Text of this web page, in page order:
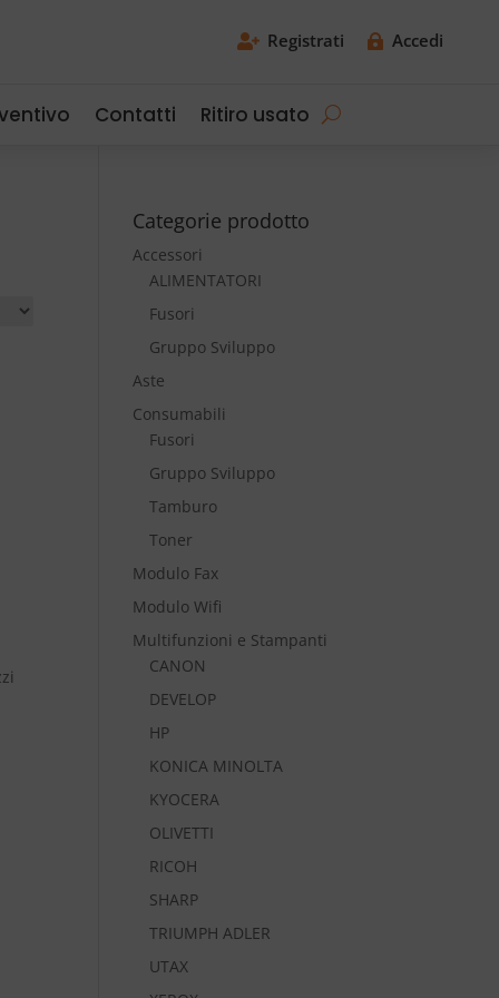
 Registrati  Accedi
Contatti Ritiro usato
Categorie prodotto
Accessori
ALIMENTATORI
Fusori
Gruppo Sviluppo
Aste
Consumabili
Fusori
Gruppo Sviluppo
Tamburo
Toner
Modulo Fax
Modulo Wifi
Multifunzioni e Stampanti
CANON
DEVELOP
HP
KONICA MINOLTA
KYOCERA
OLIVETTI
RICOH
SHARP
TRIUMPH ADLER
UTAX